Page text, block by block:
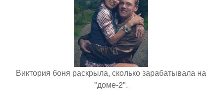
Виктория боня раскрыла, сколько зарабатывала на
"доме-2".